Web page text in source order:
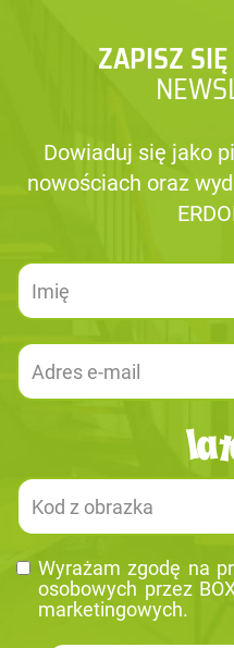
ZAPISZ SIĘ
Dowiaduj się jako
nowościach oraz
Wy­ra­żam zgodę na
oso­bo­wych przez
mar­ke­tin­go­wych.